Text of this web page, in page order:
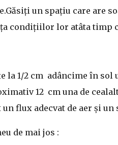
un spațiu care are
condițiilor lor atâta timp
la 1/2 cm adâncime în sol
12 cm una de
flux adecvat de aer și un
de mai jos :